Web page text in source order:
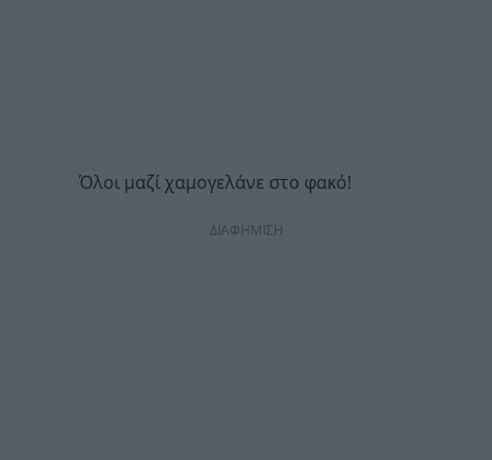
Όλοι μαζί χαμογελάνε στο φακό!
ΔΙΑΦΗΜΙΣΗ